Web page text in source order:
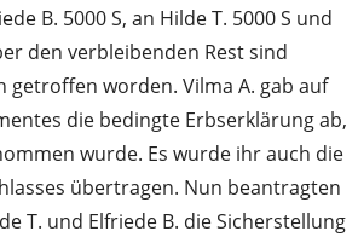
B. 5000 S, an Hilde T. 5000 S und
den verbleibenden Rest sind
getroffen worden. Vilma A. gab auf
die bedingte Erbserklärung ab,
wurde. Es wurde ihr auch die
übertragen. Nun beantragten
T. und Elfriede B. die Sicherstellung